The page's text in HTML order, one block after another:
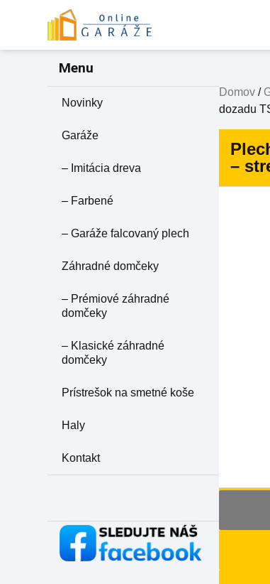
Menu
Novinky
Garáže
– Imitácia dreva
– Farbené
– Garáže falcovaný plech
Záhradné domčeky
– Prémiové záhradné
domčeky
– Klasické záhradné
domčeky
Prístrešok na smetné koše
Haly
Kontakt
Domov /
dozadu
–